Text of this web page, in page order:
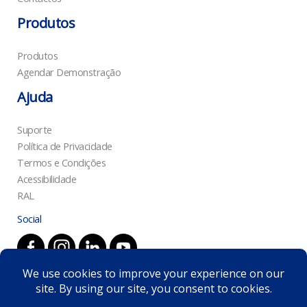
Produtos
Produtos
Agendar Demonstração
Ajuda
Suporte
Política de Privacidade
Termos e Condições
Acessibilidade
RAL
Social